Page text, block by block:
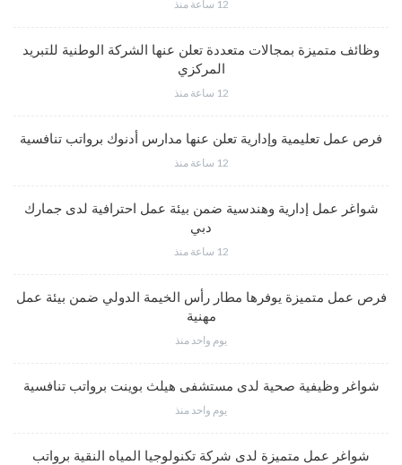
12 ساعة منذ
وظائف متميزة بمجالات متعددة تعلن عنها الشركة الوطنية للتبريد
المركزي
12 ساعة منذ
فرص عمل تعليمية وإدارية تعلن عنها مدارس أدنوك برواتب تنافسية
12 ساعة منذ
شواغر عمل إدارية وهندسية ضمن بيئة عمل احترافية لدى جمارك
دبي
12 ساعة منذ
فرص عمل متميزة يوفرها مطار رأس الخيمة الدولي ضمن بيئة عمل
مهنية
يوم واحد منذ
شواغر وظيفية صحية لدى مستشفى هيلث بوينت برواتب تنافسية
يوم واحد منذ
شواغر عمل متميزة لدى شركة تكنولوجيا المياه النقية برواتب